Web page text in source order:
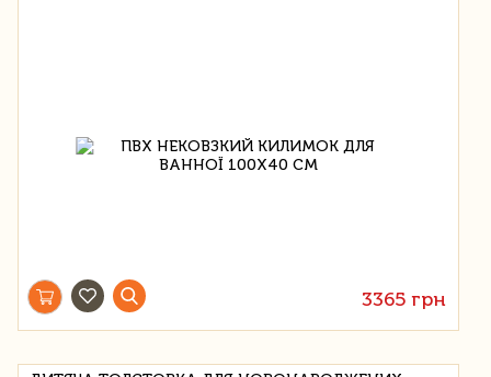
3365 грн